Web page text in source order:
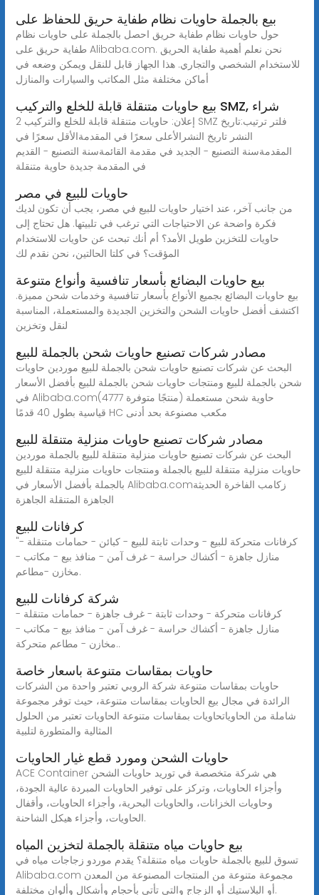
بيع بالجملة حاويات نظام طفاية حريق للحفاظ على
حول حاويات نظام طفاية حريق احصل بالجملة على حاويات نظام
طفاية حريق على Alibaba.com. نحن نعلم أهمية طفاية الحريق
للاستخدام الشخصي والتجاري. هذا الجهاز قابل للنقل ويمكن وضعه في
أماكن مختلفة مثل المكاتب والسيارات والمنازل
بيع حاويات متنقلة قابلة للخلع والتركيب SMZ, شراء
2 إعلان: حاويات متنقلة قابلة للخلع والتركيب SMZ فلتر ترتيب:تاريخ
النشر تاريخ النشرالأعلى سعرًا في المقدمةالأقل سعرًا في
المقدمةسنة التصنيع - الجديد في مقدمة القائمةسنة التصنيع - القديم
في المقدمة جديدة حاوية متنقلة
حاويات للبيع في مصر
من جانب آخر، عند اختيار حاويات للبيع في مصر، يجب أن تكون لديك
فكرة واضحة عن الاحتياجات التي ترغب في تلبيتها. هل تحتاج إلى
حاويات للتخزين طويل الأمد؟ أم أنك تبحث عن حاويات للاستخدام
المؤقت؟ في كلتا الحالتين، نحن نقدم لك
بيع حاويات البضائع بأسعار تنافسية وأنواع متنوعة
بيع حاويات البضائع بجميع الأنواع بأسعار تنافسية وخدمات شحن مميزة.
اكتشف أفضل حاويات الشحن والتخزين الجديدة والمستعملة، المناسبة
لنقل وتخزين
مصادر شركات تصنيع حاويات شحن بالجملة للبيع
البحث عن شركات تصنيع حاويات شحن بالجملة للبيع موردين حاويات
شحن بالجملة للبيع ومنتجات حاويات شحن بالجملة للبيع بأفضل الأسعار
في Alibaba.com(4777 منتجًا متوفرة) حاوية شحن مستعملة
قياسية بطول 40 قدمًا HC مكعب مصنوعة بحد أدنى
مصادر شركات تصنيع حاويات منزلية متنقلة للبيع
البحث عن شركات تصنيع حاويات منزلية متنقلة للبيع بالجملة موردين
حاويات منزلية متنقلة للبيع بالجملة ومنتجات حاويات منزلية متنقلة للبيع
بالجملة بأفضل الأسعار في Alibaba.comزكامب الفاخرة الحديثة
الجاهزة المتنقلة الجاهزة
كرفانات للبيع
"كرفانات متحركة للبيع - وحدات ثابتة للبيع - كبائن - حمامات متنقلة -
منازل جاهزة - أكشاك حراسة - غرف آمن - منافذ بيع - مكاتب -
مخازن -مطاعم.
شركة كرفانات للبيع
كرفانات متحركة - وحدات ثابتة - غرف جاهزة - حمامات متنقلة -
منازل جاهزة - أكشاك حراسة - غرف آمن - منافذ بيع - مكاتب -
مخازن - مطاعم متحركة..
حاويات بمقاسات متنوعة باسعار خاصة
حاويات بمقاسات متنوعة شركة الروبي تعتبر واحدة من الشركات
الرائدة في مجال بيع الحاويات بمقاسات متنوعة، حيث توفر مجموعة
شاملة من الحاوياتحاويات بمقاسات متنوعة الحاويات تعتبر من الحلول
المثالية والمتطورة لتلبية
حاويات الشحن ومورد قطع غيار الحاويات
ACE Container هي شركة متخصصة في توريد حاويات الشحن
وأجزاء الحاويات، وتركز على توفير الحاويات المبردة عالية الجودة،
وحاويات الخزانات، والحاويات البحرية، وأجزاء الحاويات، وأقفال
الحاويات، وأجزاء هيكل الشاحنة.
بيع حاويات مياه متنقلة بالجملة لتخزين المياه
تسوق للبيع بالجملة حاويات مياه متنقلة؟ يقدم موردو زجاجات مياه في
Alibaba.com مجموعة متنوعة من المنتجات المصنوعة من المعدن
أو البلاستيك أو الزجاج والتي تأتي بأحجام وأشكال وألوان مختلفة.